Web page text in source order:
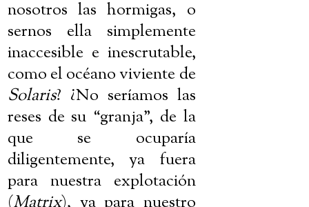
nosotros las hormigas, o
sernos ella simplemente
inaccesible e inescrutable,
como el océano viviente de
Solaris? ¿No seríamos las
reses de su “granja”, de la
que se ocuparía
diligentemente, ya fuera
para nuestra explotación